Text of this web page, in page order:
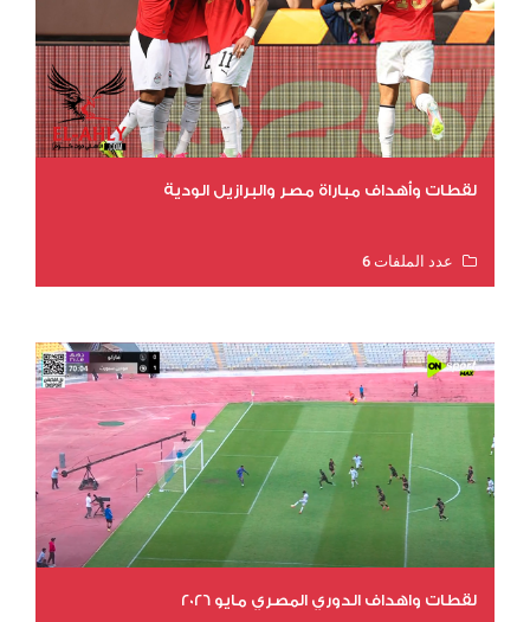
لقطات وأهداف مباراة مصر والبرازيل الودية
عدد الملفات 6
لقطات واهداف الدوري المصري مايو 2026